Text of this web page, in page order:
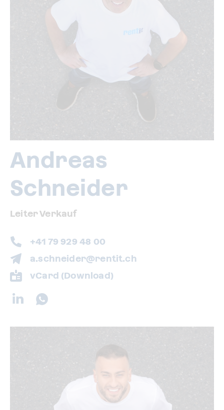
Andreas
Schneider
Leiter Verkauf
+41 79 929 48 00
a.schneider@rentit.ch
vCard (Download)